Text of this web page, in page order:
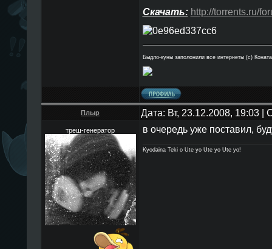
Скачать: http://torrents.ru/
Быдло-куны заполонили все интернеты (с)
Плыр Дата: Вт, 23.12.2008, 19:03
треш-генератор в очередь уже поставил,
Kyodaina Teki o Ute yo Ute yo Ute yo!